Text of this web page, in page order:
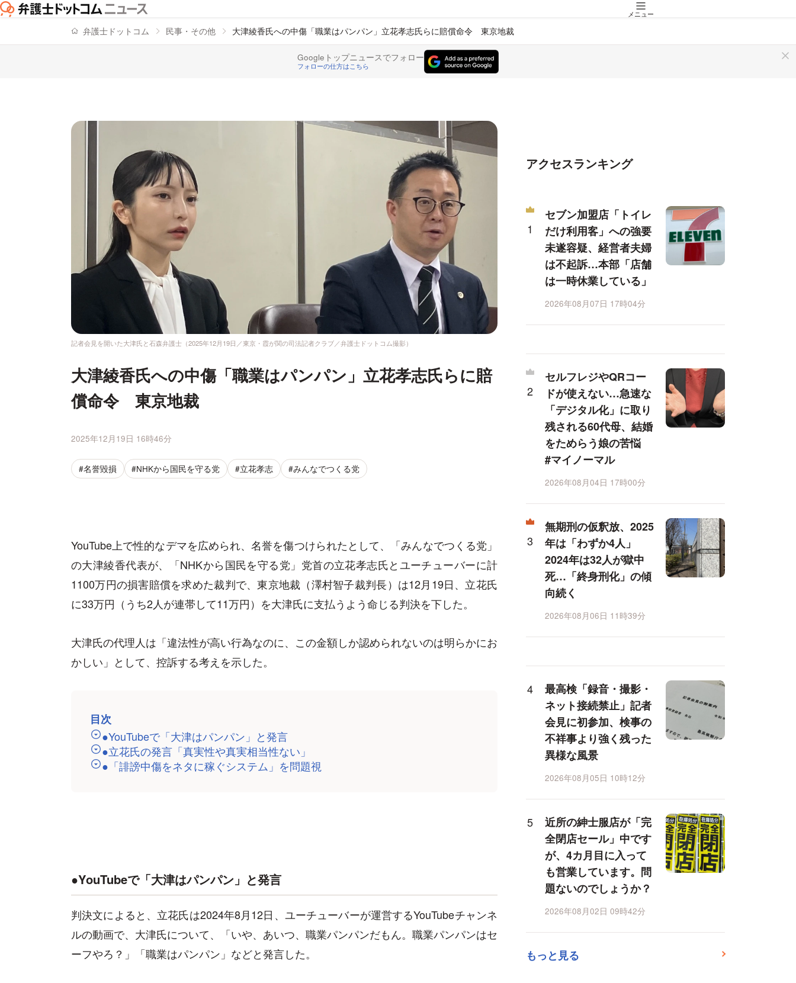
メニュー
弁護士ドットコム 民事・その他 大津綾香氏への中傷「職業はパンパン」立花孝志氏らに賠償命令 東京地裁
Googleトップニュースでフォロー
フォローの仕方はこちら
記者会見を開いた大津氏と石森弁護士（2025年12月19日／東京・霞が関の司法記者クラブ／弁護士ドットコム撮影）
大津綾香氏への中傷「職業はパンパン」立花孝志氏らに賠
償命令 東京地裁
2025年12月19日 16時46分
#名誉毀損 #NHKから国民を守る党 #立花孝志 #みんなでつくる党
YouTube上で性的なデマを広められ、名誉を傷つけられたとして、「みんなでつくる党」
の大津綾香代表が、「NHKから国民を守る党」党首の立花孝志氏とユーチューバーに計
1100万円の損害賠償を求めた裁判で、東京地裁（澤村智子裁判長）は12月19日、立花氏
に33万円（うち2人が連帯して11万円）を大津氏に支払うよう命じる判決を下した。
大津氏の代理人は「違法性が高い行為なのに、この金額しか認められないのは明らかにお
かしい」として、控訴する考えを示した。
目次
●YouTubeで「大津はパンパン」と発言
●立花氏の発言「真実性や真実相当性ない」
●「誹謗中傷をネタに稼ぐシステム」を問題視
●YouTubeで「大津はパンパン」と発言
判決文によると、立花氏は2024年8月12日、ユーチューバーが運営するYouTubeチャンネ
ルの動画で、大津氏について、「いや、あいつ、職業パンパンだもん。職業パンパンはセ
ーフやろ？」「職業はパンパン」などと発言した。
アクセスランキング
セブン加盟店「トイレ
だけ利用客」への強要
未遂容疑、経営者夫婦
は不起訴…本部「店舗
は一時休業している」
2026年08月07日 17時04分
セルフレジやQRコー
ドが使えない…急速な
「デジタル化」に取り
残される60代母、結婚
をためらう娘の苦悩
#マイノーマル
2026年08月04日 17時00分
無期刑の仮釈放、2025
年は「わずか4人」
2024年は32人が獄中
死…「終身刑化」の傾
向続く
2026年08月06日 11時39分
最高検「録音・撮影・
ネット接続禁止」記者
会見に初参加、検事の
不祥事より強く残った
異様な風景
2026年08月05日 10時12分
近所の紳士服店が「完
全閉店セール」中です
が、4カ月目に入って
も営業しています。問
題ないのでしょうか？
2026年08月02日 09時42分
もっと見る